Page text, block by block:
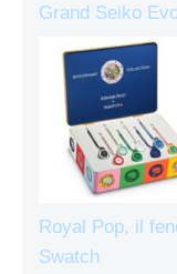
Grand Seiko
Royal Pop, il
Swatch